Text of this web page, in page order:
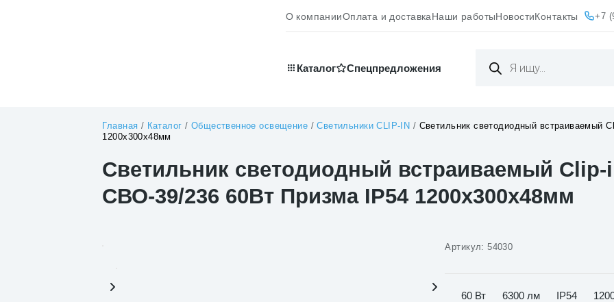
О компанииОплата и доставкаНаши работыНовостиКонтакты +7
Каталог Cпецпредложения
товаров
Главная / Каталог / Общественное освещение /Светильники CLIP-IN / Светильник светодиодный встраиваемый
1200х300х48мм
Светильник светодиодный встраиваемый Clip-
СВО-39/236 60Вт Призма IP54 1200х300х48мм
Артикул:54030
60 Вт 6300 лм IP54